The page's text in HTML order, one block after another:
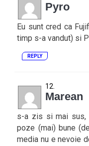
Pyro
Eu sunt cred ca
timp s-a vandut) si
REPLY
Marean
s-a zis si mai sus,
poze (mai) bune
media nu e nevoie